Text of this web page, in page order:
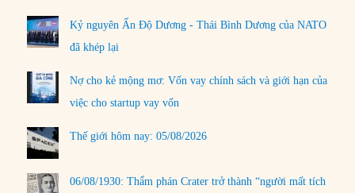
Kỷ nguyên Ấn Độ Dương - Thái Bình Dương của NATO
đã khép lại
Nợ cho kẻ mộng mơ: Vốn vay chính sách và giới hạn của
việc cho startup vay vốn
Thế giới hôm nay: 05/08/2026
06/08/1930: Thẩm phán Crater trở thành “người mất tích